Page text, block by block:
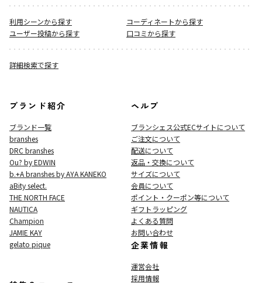
利用シーンから探す
コーディネートから探す
ユーザー投稿から探す
口コミから探す
詳細検索で探す
ブランド紹介
ブランド一覧
branshes
DRC branshes
Ou? by EDWIN
b.+A branshes by AYA KANEKO
aBity select.
THE NORTH FACE
NAUTICA
Champion
JAMIE KAY
gelato pique
ヘルプ
ブランシェス公式ECサイトについて
ご注文について
配送について
返品・交換について
サイズについて
会員について
ポイント・クーポン等について
ギフトラッピング
よくある質問
お問い合わせ
企業情報
運営会社
採用情報